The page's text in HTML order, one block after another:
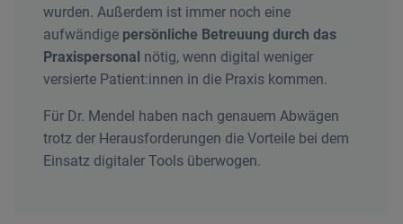
wurden. Außerdem ist immer noch eine
aufwändige persönliche Betreuung durch das
Praxispersonal nötig, wenn digital weniger
versierte Patient:innen in die Praxis kommen.
Für Dr. Mendel haben nach genauem Abwägen
trotz der Herausforderungen die Vorteile bei dem
Einsatz digitaler Tools überwogen.